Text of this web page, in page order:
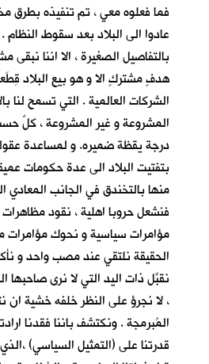
فما فعلوه معي ، تم تنفيذه بطرق
عادوا الى البلاد بعد سقوط النظام .
بالتفاصيل الصغيرة ، الا اننا
هدفٍ مشتركٍ الا و هو بيع البلاد
الشركات العالمية . التي تسمح لنا
المشروعة و غير المشروعة ، كلٌ
درجة يقظة ضميره. و لمساعدة
بتفتيت البلاد الى عدة حكومات
منها بالتخندق في الجانب المعادي
فنشعل حروبا اهلية ، نقود
مؤامرات سياسية و نحوك مؤامرات
الحقيقة نلتقي عند مصب واحد و
نقبِّل ذات اليد التي لا نرى صاحبها
، لا نجرؤ على النظر خلفه خشية ان
المُبرمجة . ونكتشف باننا فقدنا
قدرتنا على (التمثيل السياسي)